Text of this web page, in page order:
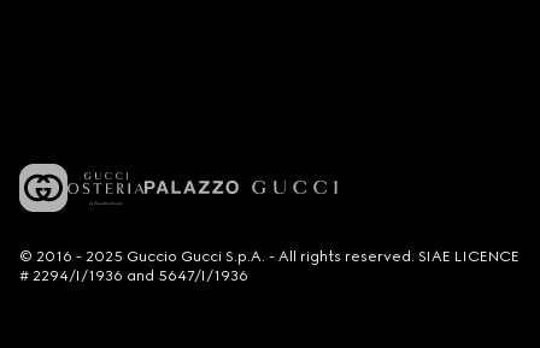
© 2016 - 2025 Guccio Gucci S.p.A. - All rights reserved. SIAE LICENCE
# 2294/I/1936 and 5647/I/1936